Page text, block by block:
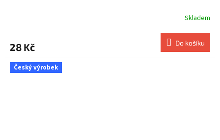
Skladem
28 Kč Do košíku
Český výrobek